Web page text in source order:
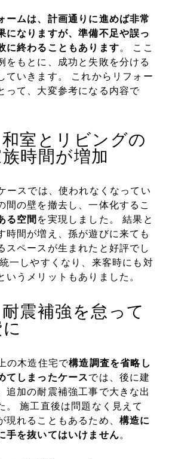
ームは、計画通りに進めば非常
になりますが、準備不足や誤っ
に終わることもあります。 ここ
をもとに、成功と失敗を分ける
ていきます。 これからリフォー
って、大変参考になる内容で
室とリビングの
時間が増加
ースでは、使われなくなってい
間の壁を撤去し、一体化するこ
る空間 を実現しました。 結果と
時間が増え、孫が遊びに来ても
スペースが生まれたと好評でし
一しやすくなり、来客時にも対
いうメリットもありました。
震補強を怠って
の木造住宅で構造調査を省略し
てしまったケースでは、後に建
追加の耐震補強工事で大きな出
。 施工直後は問題なく見えて
現れることもあるため、 構造に
手を抜いてはいけません。